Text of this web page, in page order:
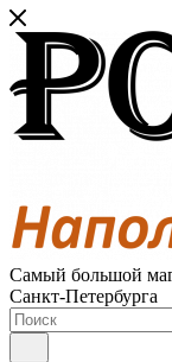
Самый большой
Санкт-Петербурга